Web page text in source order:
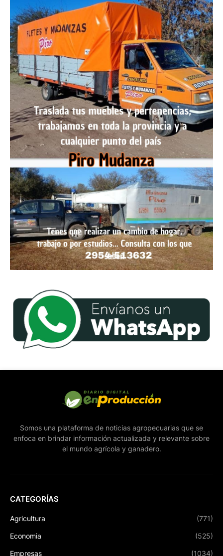
Somos una plataforma de noticias agropecuarias que se
enfoca en brindar información actualizada y relevante sobre
el mundo agrícola y ganadero.
CATEGORÍAS
Agricultura (771)
Economia (525)
Empresas (1034)